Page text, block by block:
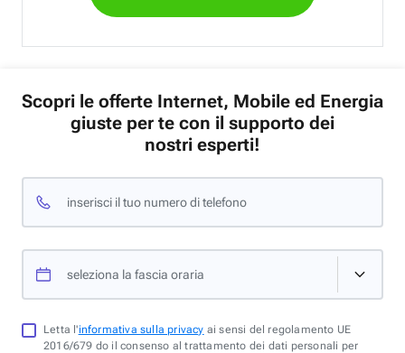
Scopri le offerte Internet, Mobile ed Energia
giuste per te con il supporto dei
nostri esperti!
inserisci il tuo numero di telefono
seleziona la fascia oraria
Letta l'informativa sulla privacy ai sensi del regolamento UE
2016/679 do il consenso al trattamento dei dati personali per